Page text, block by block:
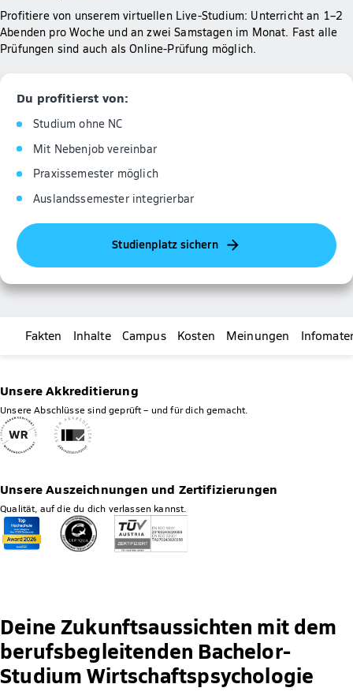
Profitiere von unserem virtuellen Live-Studium: Unterricht an 1–2
Abenden pro Woche und an zwei Samstagen im Monat. Fast alle
Prüfungen sind auch als Online-Prüfung möglich.
Du profitierst von:
Studium ohne NC
Mit Nebenjob vereinbar
Praxissemester möglich
Auslandssemester integrierbar
Studienplatz sichern
Fakten Inhalte Campus Kosten Meinungen
Unsere Akkreditierung
Unsere Abschlüsse sind geprüft – und für dich gemacht.
Unsere Auszeichnungen und Zertifizierungen
Qualität, auf die du dich verlassen kannst.
Deine Zukunftsaussichten mit dem
berufsbegleitenden Bachelor-
Studium Wirtschaftspsychologie